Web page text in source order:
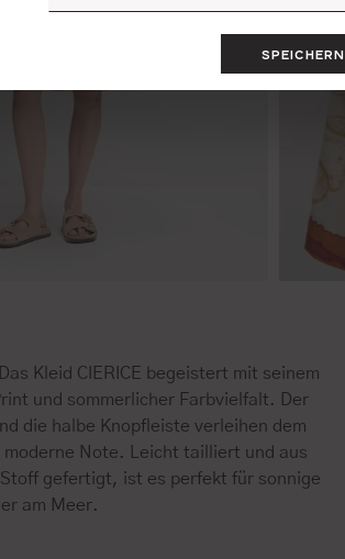
Kleid CIERICE begeistert mit seinem
und sommerlicher Farbvielfalt. Der
die halbe Knopfleiste verleihen dem
moderne Note. Leicht tailliert und aus
gefertigt, ist es perfekt für sonnige
am Meer.
SPEICHERN